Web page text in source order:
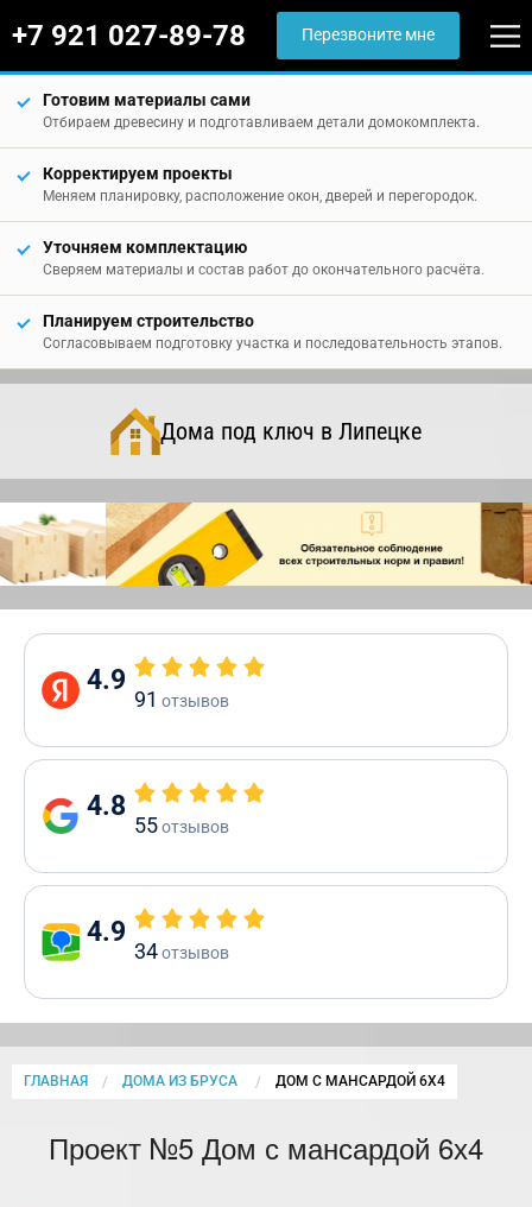
+7 921 027-89-78 Перезвоните мне
Готовим материалы сами
Отбираем древесину и подготавливаем детали домокомплекта.
Корректируем проекты
Меняем планировку, расположение окон, дверей и перегородок.
Уточняем комплектацию
Сверяем материалы и состав работ до окончательного расчёта.
Планируем строительство
Согласовываем подготовку участка и последовательность этапов.
Дома под ключ в Липецке
4.9
91 отзывов
4.8
55отзывов
4.9
34отзывов
ГЛАВНАЯ ДОМА ИЗ БРУСА CURRENT:
ДОМ С МАНСАРДОЙ 6Х4
Проект №5 Дом с мансардой 6х4